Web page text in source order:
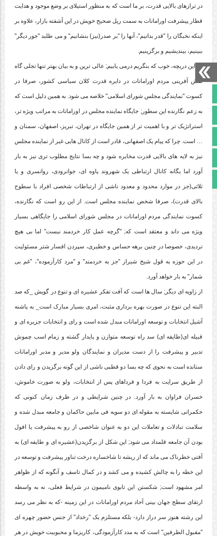
صفحه نخست
تالار گفتمان
اینستاگرام
در ترازهای بالایی قدرت، بر ما است که به منظور استیلای بر وضع موجود و هدایت
قطار پیشرفت اورامانات به سمت ریل صحیح خویش در این آشفته بازار، علاوه بر
اینکه نخبگان را "قدر بدانیم"، آنها را "بر صدر(نیز) بنشانیم" و می طلبد "جور دیگر"
ببینیم، بیندیشیم و برگزینیم.
از این دریچه، خوب که بنگریم درمی یابیم; عالی ترین و به بیان بهتر تنها تجلی گاه
نقش آفرینی مردم اورامانات در دایره قدرت کلان سیاسی کشور، صرفا در
کسوت "نمایندگی مجلس شورای اسلامی" خلاصه می شود. به همین دلیل است که
به زعم نگارنده این سطور; جایگاه نماینده مجلس در اورامانات به مراتب ویژه تر،
استراتژیک تر و با اهمیت تر از همین جایگاه در تهران، تبریز، اصفهان، سمنان و
… است. چرا که پیام یک اصفهانی، قادر است از کانال هایی غیر از نماینده مجلس
نیز به لایه های بالایی قدرت مخابره شود و چه بسا نتایج مطلوب تری نیز به بار
آورد اما یگانه کانال ارتباطی یک شهروند پاوه ای، جوانرودی، روانسری و یا
ثلاثی(جز در موارد محدود و معدود ناشی از ارتباطات شخصی افراد با سطوح
بالای قدرت)، صرفا شخص نماینده مجلس است. از این رو است که نگارنده،
کسوت نمایندگی مردم اورامانات در مجلس شورای اسلامی را جایگاهی بسیار
ویژه می داند و معتقد است که; "گرچه عمل کار خردمند نیست" اما بی هیچ
تردیدی، خصوصا در چنین برهه حساس و خطیری، سپردن افسار شتر مسئولیت
در این حوزه به قول شیخ شیراز "جز به خردمند" و "مرد کارآزموده"، "غم بی
شمار" به بار خواهد آورد.
از زاویه ای دیگر; سال ها است که آفت تفکر عشیره ای و تنوع در گویش _که صد
البته این تنوع در صورت بهره برداری مثبت، امری بسیار مبارک است_ به پاشنه
آشیل انتخابات و توسعه اورامانات مبدل شده است و رای و انتخابات جزیره ای و
قبیله ای(طایفه ای) سد راه توسعه متوازن و پایدار گشته و زمام اسب چموش
تدبیر و پیشرفت را از دست مدیران و نمایندگان ولو مدیر و مدبر اورامانات
ستانده است به نحوی که چه بسا دو قطبی ناشی از این گونه برگزیدن و رای دادن
از طریق سرایت به فردا و فرداهای پس از انتخابات، ولو به صورت خاموش،
خسران فراوان به بار آورد. در چنین شرایطی و در ظرف زمان کنونی که
حکمرانی شایسته به مقوله ای دو سویه فی مابین حاکمان و جامعه مبدل شده و
سلامت تبادلات و تعاملات این دو به عنوان شاخصی از رو به پیشرفت یا افول
بودن آن جامعه قلمداد می شود; این شکل از برگزیدن(عشیره ای و طایفه ای) به
آفتی خطرناک می ماند که از ریشه تا شاخساره درخت تناور پیشرفت و توسعه در
این خطه را به چالش کشیده و می کشد و در کمال تاسف و آنگونه که از ظواهر
امر مشهود است; شکستن این تابوی نامیمون در شرایط فعلی، نه به واسطه
ارتقای سطح جهان بینی آحاد مردم اورامانات در این زمینه -که به نظر می رسد
این رشته هنوز سر دراز دارد- بلکه مستلزم یک "رخداد" از جنس حضور چهره ای
"مقبول الطرفین" است که به مدد کارآزمودگی، کاریزما و محبوبیت خویش در هر